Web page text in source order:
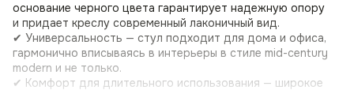
основание черного цвета гарантирует надежную опору
и придает креслу современный лаконичный вид.
✔ Универсальность — стул подходит для дома и офиса,
гармонично вписываясь в интерьеры в стиле mid-century
modern и не только.
✔ Комфорт для длительного использования — широкое